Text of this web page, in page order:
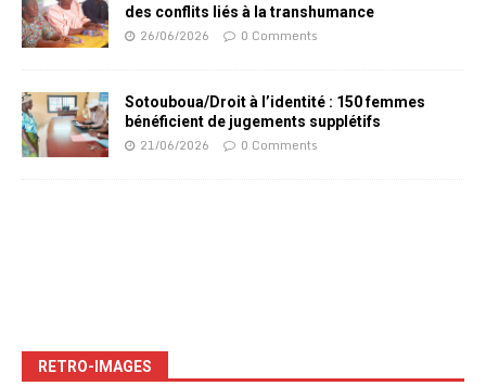
des conflits liés à la transhumance
26/06/2026 0 Comments
Sotouboua/Droit à l’identité : 150 femmes
bénéficient de jugements supplétifs
21/06/2026 0 Comments
RETRO-IMAGES